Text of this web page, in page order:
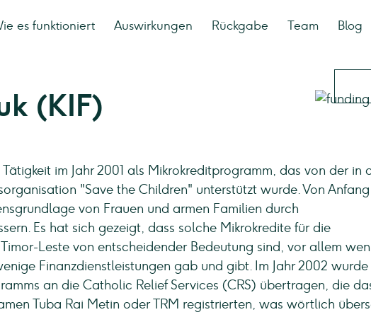
es funktioniert Auswirkungen Rückgabe Team Blog
(KIF)
im Jahr 2001 als Mikrokreditprogramm, das von der in
"Save the Children" unterstützt wurde. Von
von Frauen und armen Familien durch
Es hat sich gezeigt, dass solche Mikrokredite für die
Leste von entscheidender Bedeutung sind, vor allem
Finanzdienstleistungen gab und gibt. Im Jahr 2002
an die Catholic Relief Services (CRS) übertragen, die
Tuba Rai Metin oder TRM registrierten, was wörtlich